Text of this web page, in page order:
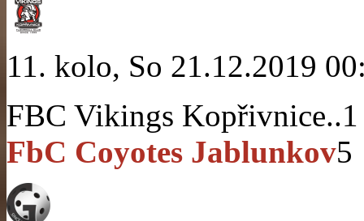
11. kolo, So 21.12.2019
FBC Vikings Kopřivnice..1
FbC Coyotes Jablunkov5